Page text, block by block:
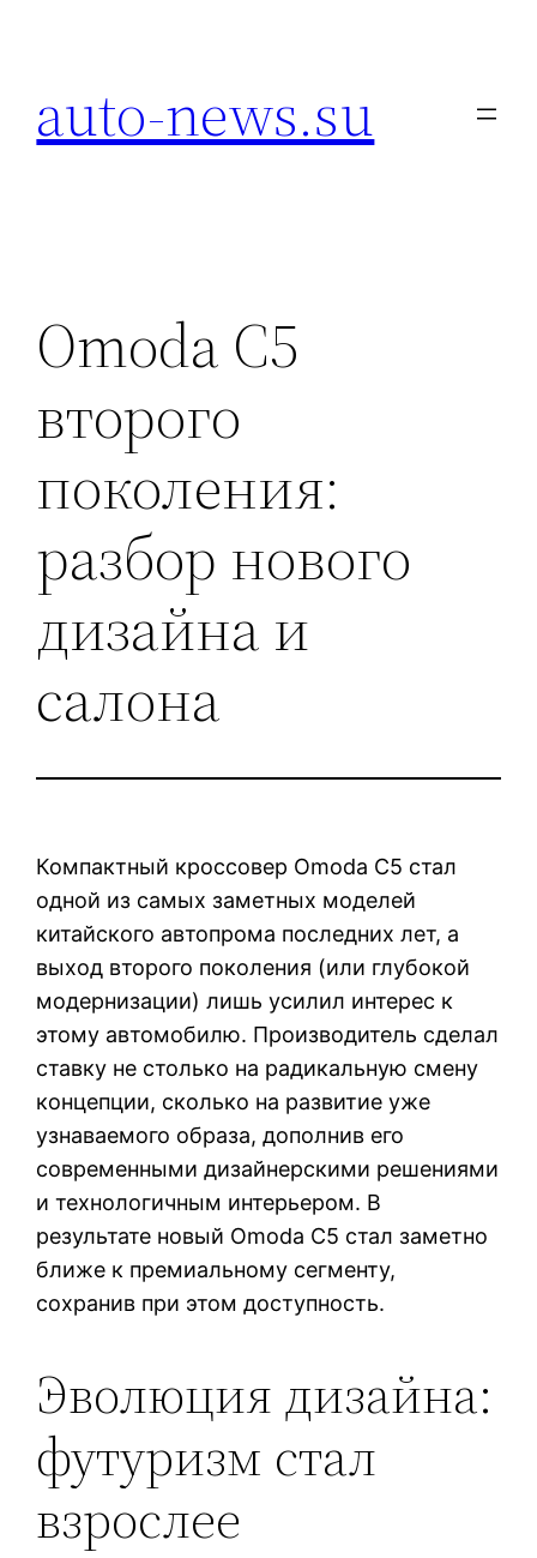
auto-news.su
Omoda C5
второго
поколения:
разбор нового
дизайна и
салона
Компактный кроссовер Omoda C5 стал
одной из самых заметных моделей
китайского автопрома последних лет, а
выход второго поколения (или глубокой
модернизации) лишь усилил интерес к
этому автомобилю. Производитель сделал
ставку не столько на радикальную смену
концепции, сколько на развитие уже
узнаваемого образа, дополнив его
современными дизайнерскими решениями
и технологичным интерьером. В
результате новый Omoda C5 стал заметно
ближе к премиальному сегменту,
сохранив при этом доступность.
Эволюция дизайна:
футуризм стал
взрослее